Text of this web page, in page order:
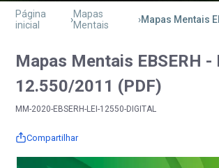
Página
inicial
Mapas
Mentais
Mapas Mentais EBSERH -
12.550/2011 (PDF)
MM-2020-EBSERH-LEI-12550-DIGITAL
Compartilhar